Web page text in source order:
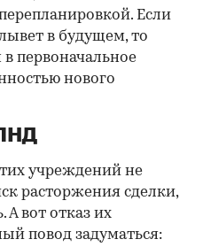
Если
в будущем, то
первоначальное
нового
учреждений не
расторжения сделки,
А вот отказ их
повод задуматься: